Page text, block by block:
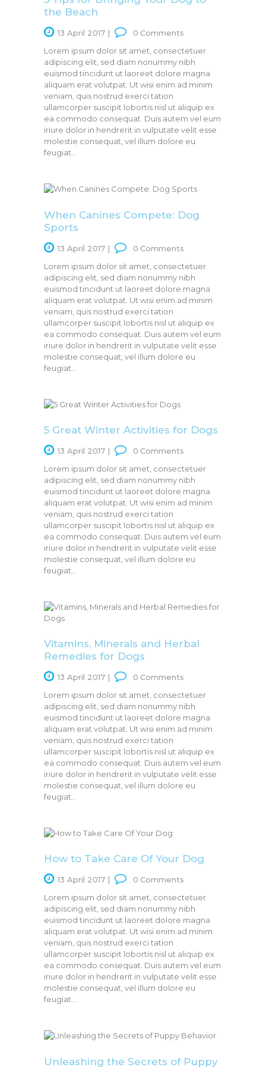
the Beach
13 April 2017 0 Comments
Lorem ipsum dolor sit amet, consectetuer
adipiscing elit, sed diam nonummy nibh
euismod tincidunt ut laoreet dolore magna
aliquam erat volutpat. Ut wisi enim ad minim
veniam, quis nostrud exerci tation
ullamcorper suscipit lobortis nisl ut aliquip ex
ea commodo consequat. Duis autem vel eum
iriure dolor in hendrerit in vulputate velit esse
molestie consequat, vel illum dolore eu
feugiat…
When Canines Compete: Dog
Sports
13 April 2017 0 Comments
Lorem ipsum dolor sit amet, consectetuer
adipiscing elit, sed diam nonummy nibh
euismod tincidunt ut laoreet dolore magna
aliquam erat volutpat. Ut wisi enim ad minim
veniam, quis nostrud exerci tation
ullamcorper suscipit lobortis nisl ut aliquip ex
ea commodo consequat. Duis autem vel eum
iriure dolor in hendrerit in vulputate velit esse
molestie consequat, vel illum dolore eu
feugiat…
5 Great Winter Activities for Dogs
13 April 2017 0 Comments
Lorem ipsum dolor sit amet, consectetuer
adipiscing elit, sed diam nonummy nibh
euismod tincidunt ut laoreet dolore magna
aliquam erat volutpat. Ut wisi enim ad minim
veniam, quis nostrud exerci tation
ullamcorper suscipit lobortis nisl ut aliquip ex
ea commodo consequat. Duis autem vel eum
iriure dolor in hendrerit in vulputate velit esse
molestie consequat, vel illum dolore eu
feugiat…
Vitamins, Minerals and Herbal
Remedies for Dogs
13 April 2017 0 Comments
Lorem ipsum dolor sit amet, consectetuer
adipiscing elit, sed diam nonummy nibh
euismod tincidunt ut laoreet dolore magna
aliquam erat volutpat. Ut wisi enim ad minim
veniam, quis nostrud exerci tation
ullamcorper suscipit lobortis nisl ut aliquip ex
ea commodo consequat. Duis autem vel eum
iriure dolor in hendrerit in vulputate velit esse
molestie consequat, vel illum dolore eu
feugiat…
How to Take Care Of Your Dog
13 April 2017 0 Comments
Lorem ipsum dolor sit amet, consectetuer
adipiscing elit, sed diam nonummy nibh
euismod tincidunt ut laoreet dolore magna
aliquam erat volutpat. Ut wisi enim ad minim
veniam, quis nostrud exerci tation
ullamcorper suscipit lobortis nisl ut aliquip ex
ea commodo consequat. Duis autem vel eum
iriure dolor in hendrerit in vulputate velit esse
molestie consequat, vel illum dolore eu
feugiat…
Unleashing the Secrets of Puppy